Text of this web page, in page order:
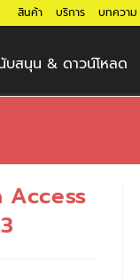
สินค้า บริการ บทความ
บสนุน & ดาวน์โหลด
Access